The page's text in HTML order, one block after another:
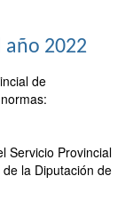
año 2022
de
Servicio Provincial
la Diputación de